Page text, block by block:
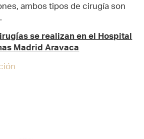
ambos tipos de cirugía son
se realizan en el Hospital
Madrid Aravaca